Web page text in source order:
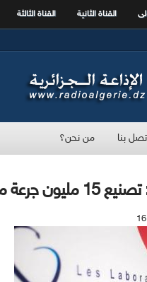
القناة الثانية القناة الثالثة
بنا من نحن؟
تخثر الدم مع نهاية السنة